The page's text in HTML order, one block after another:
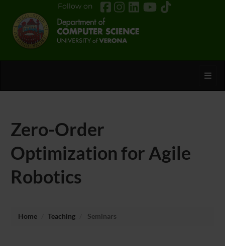
Follow on
Zero-Order
Optimization for Agile
Robotics
Home Teaching Seminars